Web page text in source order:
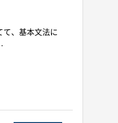
、基本文法に